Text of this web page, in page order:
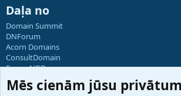
Daļa no
Domain Summit
DNForum
Acorn Domains
ConsultDomain
ForumNDD
Domainforum.ro
27.be
Mēs cienām jūsu